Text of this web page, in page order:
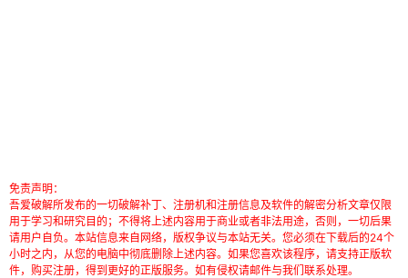
免责声明：
吾爱破解所发布的一切破解补丁、注册机和注册信息及软件的解密分析文章仅限
用于学习和研究目的；不得将上述内容用于商业或者非法用途，否则，一切后果
请用户自负。本站信息来自网络，版权争议与本站无关。您必须在下载后的24个
小时之内，从您的电脑中彻底删除上述内容。如果您喜欢该程序，请支持正版软
件，购买注册，得到更好的正版服务。如有侵权请邮件与我们联系处理。